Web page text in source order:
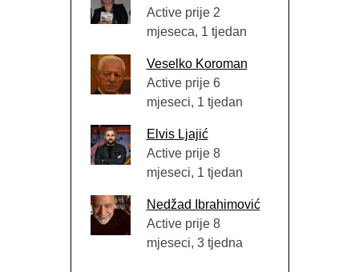
Active prije 2
mjeseca, 1 tjedan
Veselko Koroman
Active prije 6
mjeseci, 1 tjedan
Elvis Ljajić
Active prije 8
mjeseci, 1 tjedan
Nedžad Ibrahimović
Active prije 8
mjeseci, 3 tjedna